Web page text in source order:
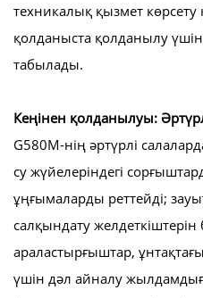
техникалық қызмет көрсету
қолданыста қолданылу
табылады.
Кеңінен қолданылуы:
G580M-нің әртүрлі
су жүйелеріндегі
ұңғымаларды реттейді;
салқындату
араластырғыштар,
үшін дәл айналу